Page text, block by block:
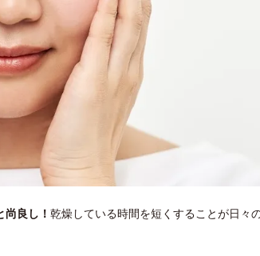
良し！ 乾燥している時間を短くすることが日々